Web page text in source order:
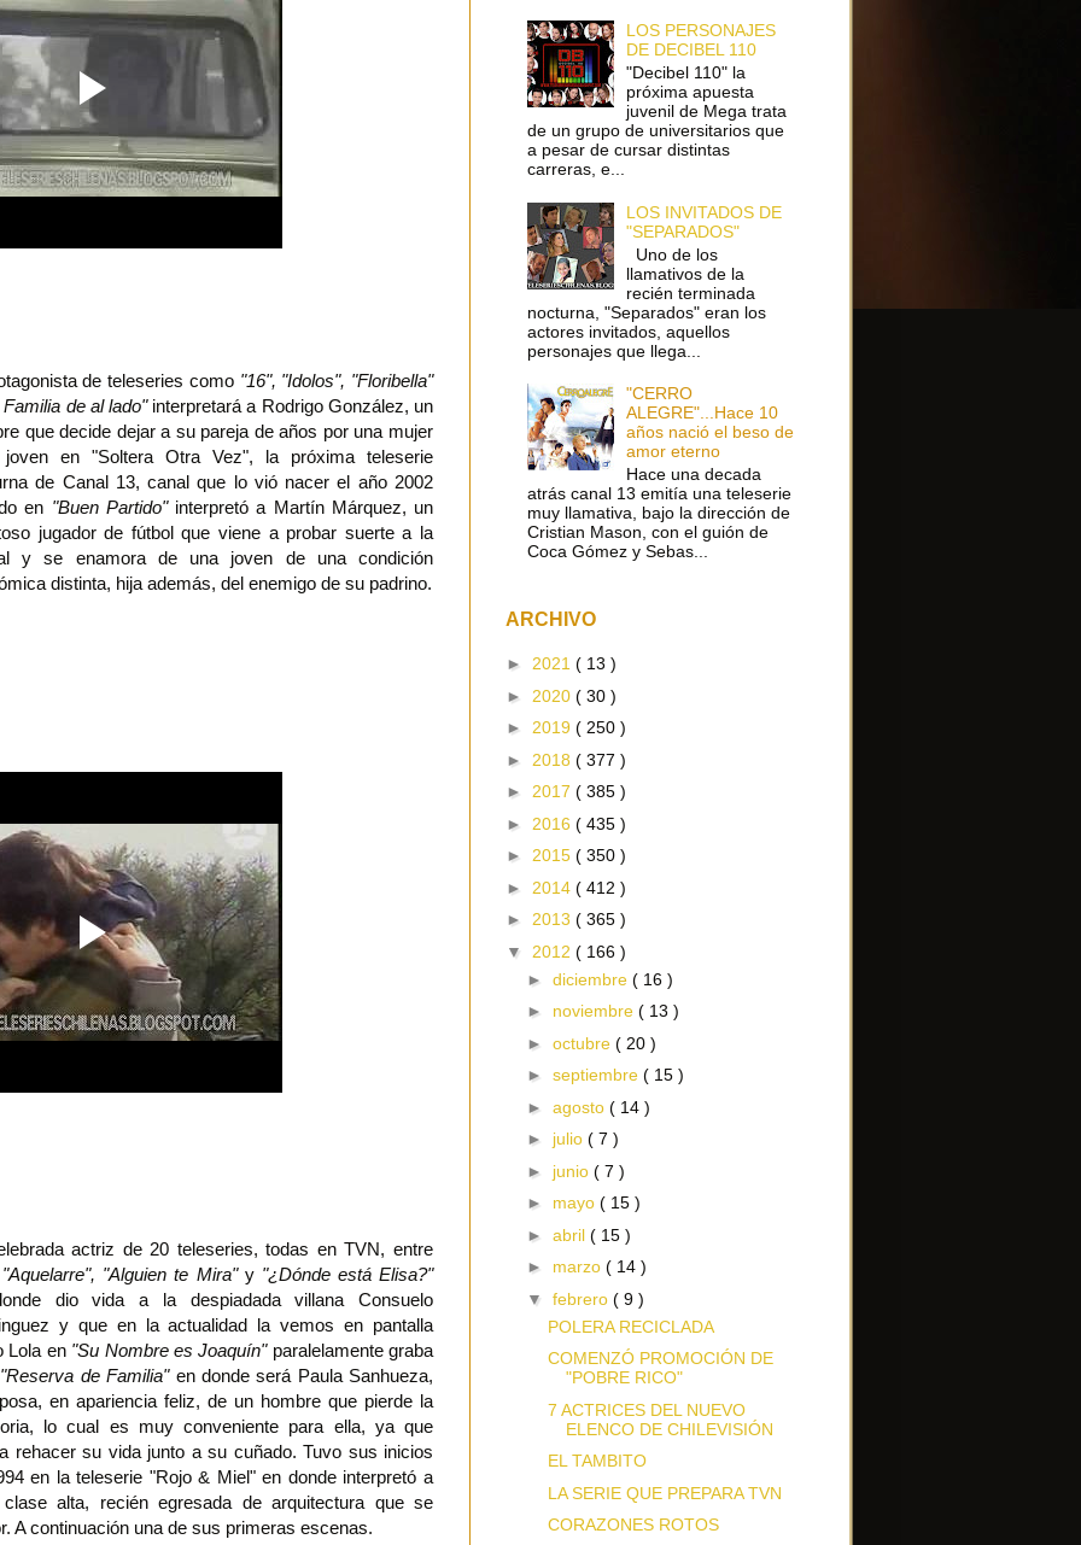
de teleseries como "16", "Idolos", "Floribella"
de al lado"interpretará a Rodrigo González, un
que decide dejar a su pareja de años por una mujer
en "Soltera Otra Vez", la próxima teleserie
de Canal 13, canal que lo vió nacer el año 2002
en "Buen Partido"interpretó a Martín Márquez, un
jugador de fútbol que viene a probar suerte a la
y se enamora de una joven de una condición
distinta, hija además, del enemigo de su padrino.
actriz de 20 teleseries, todas en TVN, entre
"Aquelarre", "Alguien te Mira" y"¿Dónde está Elisa?"
dio vida a la despiadada villana Consuelo
y que en la actualidad la vemos en pantalla
Lola en "Su Nombre es Joaquín"paralelamente graba
"Reserva de Familia"en donde será Paula Sanhueza,
en apariencia feliz, de un hombre que pierde la
lo cual es muy conveniente para ella, ya que
rehacer su vida junto a su cuñado. Tuvo sus inicios
en la teleserie "Rojo & Miel" en donde interpretó a
alta, recién egresada de arquitectura que se
A continuación una de sus primeras escenas.
LOS PERSONAJES
DE DECIBEL 110
"Decibel 110" la
próxima apuesta
juvenil de Mega trata
de un grupo de universitarios que
a pesar de cursar distintas
carreras, e...
LOS INVITADOS DE
"SEPARADOS"
Uno de los
llamativos de la
recién terminada
nocturna, "Separados" eran los
actores invitados, aquellos
personajes que llega...
"CERRO
ALEGRE"...Hace 10
años nació el beso de
amor eterno
Hace una decada
atrás canal 13 emitía una teleserie
muy llamativa, bajo la dirección de
Cristian Mason, con el guión de
Coca Gómez y Sebas...
ARCHIVO
► 2021 ( 13 )
► 2020 ( 30 )
► 2019 ( 250 )
► 2018 ( 377 )
► 2017 ( 385 )
► 2016 ( 435 )
► 2015 ( 350 )
► 2014 ( 412 )
► 2013 ( 365 )
▼ 2012 ( 166 )
► diciembre ( 16 )
► noviembre ( 13 )
► octubre ( 20 )
► septiembre ( 15 )
► agosto ( 14 )
► julio ( 7 )
► junio ( 7 )
► mayo ( 15 )
► abril ( 15 )
► marzo ( 14 )
▼ febrero ( 9 )
POLERA RECICLADA
COMENZÓ PROMOCIÓN DE
"POBRE RICO"
7 ACTRICES DEL NUEVO
ELENCO DE CHILEVISIÓN
EL TAMBITO
LA SERIE QUE PREPARA TVN
CORAZONES ROTOS